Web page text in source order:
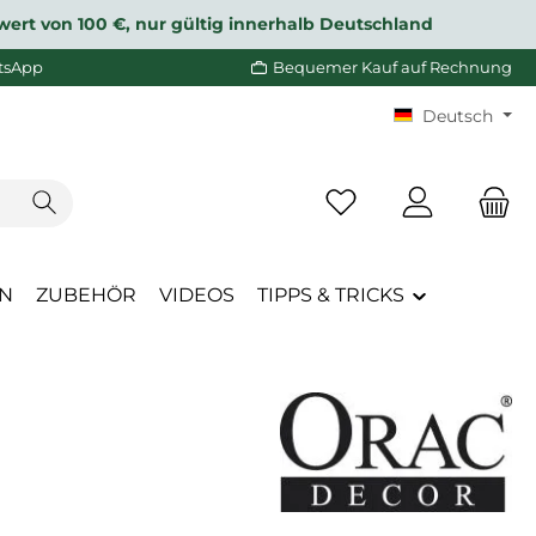
von 100 €, nur gültig innerhalb Deutschland
Bequemer Kauf auf Rechnung
Deutsch
Du hast 0 Produkte
ZUBEHÖR VIDEOS TIPPS & TRICKS